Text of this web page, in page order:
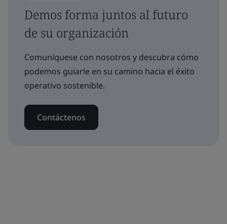
Demos forma juntos al futuro
de su organización
Comuníquese con nosotros y descubra cómo
podemos guiarle en su camino hacia el éxito
operativo sostenible.
Contáctenos